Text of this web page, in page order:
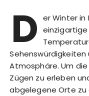
D er Winter
einzigartige
Atmosphäre. Um
Zügen zu erleben
abgelegene Orte zu